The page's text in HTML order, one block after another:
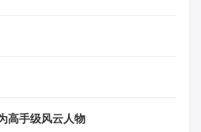
高手级风云人物